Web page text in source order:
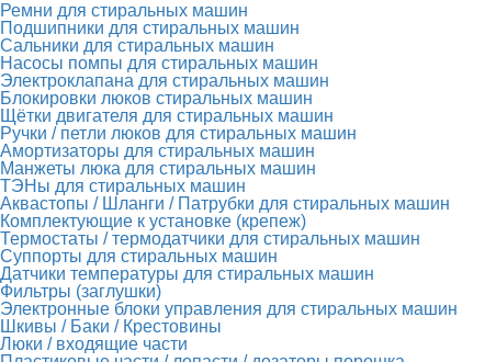
Ремни для стиральных машин
Подшипники для стиральных машин
Сальники для стиральных машин
Насосы помпы для стиральных машин
Электроклапана для стиральных машин
Блокировки люков стиральных машин
Щётки двигателя для стиральных машин
Ручки / петли люков для стиральных машин
Амортизаторы для стиральных машин
Манжеты люка для стиральных машин
ТЭНы для стиральных машин
Аквастопы / Шланги / Патрубки для стиральных машин
Комплектующие к установке (крепеж)
Термостаты / термодатчики для стиральных машин
Суппорты для стиральных машин
Датчики температуры для стиральных машин
Фильтры (заглушки)
Электронные блоки управления для стиральных машин
Шкивы / Баки / Крестовины
Люки / входящие части